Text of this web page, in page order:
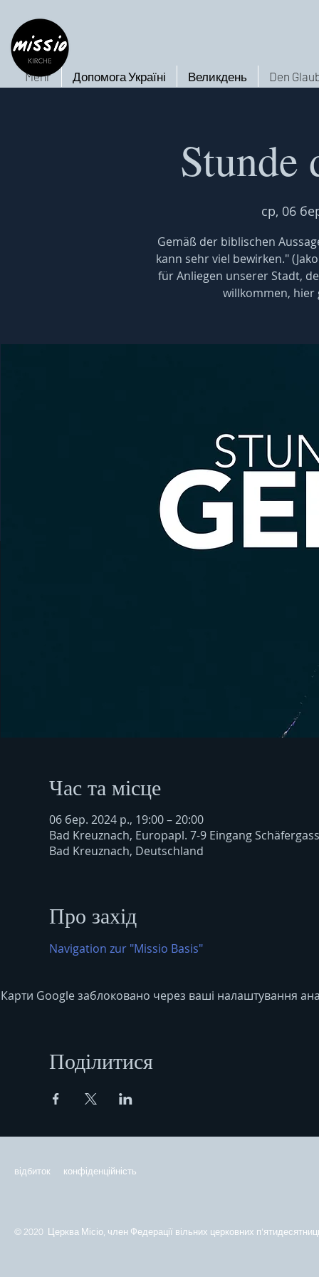
Den
Великдень
Допомога Україні
Mehr
Stunde
ср, 06
Gemäß der biblischen
kann sehr viel bewirken."
für Anliegen unserer Stadt,
willkommen, hier
Час та місце
06 бер. 2024 р., 19:00 – 20:00
Bad Kreuznach, Europapl. 7-9 Eingang
Bad Kreuznach, Deutschland
Про захід
Navigation zur "Missio Basis"
Карти Google заблоковано через ваші налаштування
Поділитися
відбиток конфіденційність
© 2020 Церква Місіо, член Федерації вільних церковних